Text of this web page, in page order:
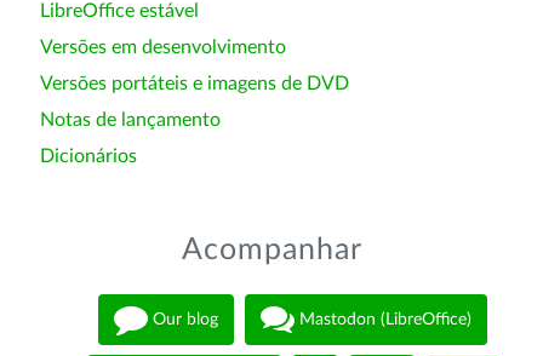
LibreOffice estável
Versões em desenvolvimento
Versões portáteis e imagens de DVD
Notas de lançamento
Dicionários
Acompanhar
Our blog Mastodon (LibreOffice)